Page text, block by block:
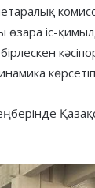
іс-